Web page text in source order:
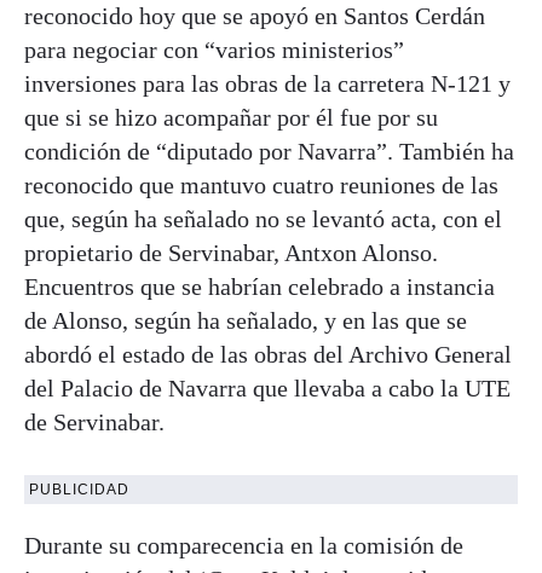
reconocido hoy que se apoyó en Santos Cerdán
para negociar con “varios ministerios”
inversiones para las obras de la carretera N-121 y
que si se hizo acompañar por él fue por su
condición de “diputado por Navarra”. También ha
reconocido que mantuvo cuatro reuniones de las
que, según ha señalado no se levantó acta, con el
propietario de Servinabar, Antxon Alonso.
Encuentros que se habrían celebrado a instancia
de Alonso, según ha señalado, y en las que se
abordó el estado de las obras del Archivo General
del Palacio de Navarra que llevaba a cabo la UTE
de Servinabar.
PUBLICIDAD
Durante su comparecencia en la comisión de